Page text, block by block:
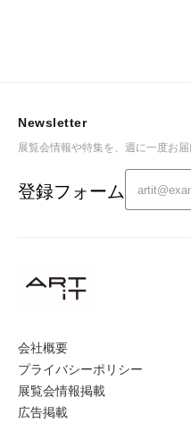
会社概要
プライバシーポリシー
展覧会情報掲載
広告掲載
Newsletter
展覧会情報や特集を、週に一度お届
登録フォーム